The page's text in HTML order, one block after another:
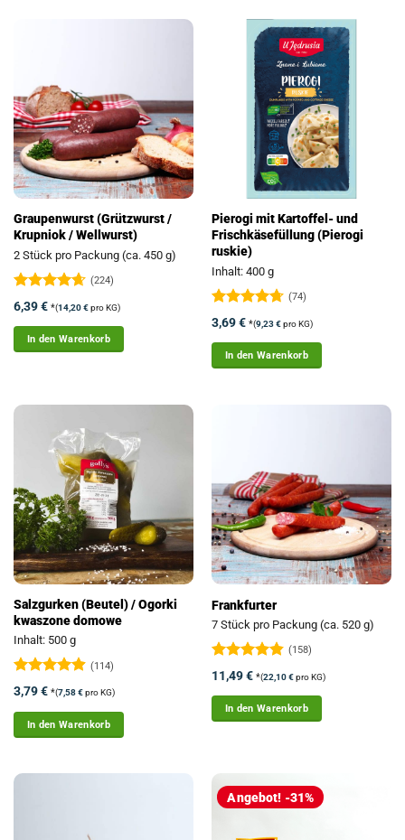
Graupenwurst (Grützwurst /
Krupniok / Wellwurst)
2 Stück pro Packung (ca. 450 g)
Bewertet
mit 4.63
von 5
(224)
6,39€ *(14,20€pro KG)
In den Warenkorb
Pierogi mit Kartoffel- und
Frischkäsefüllung (Pierogi
ruskie)
Inhalt: 400 g
Bewertet
mit 4.72
von 5
(74)
3,69€ *(9,23€pro KG)
In den Warenkorb
Salzgurken (Beutel) / Ogorki
kwaszone domowe
Inhalt: 500 g
Bewertet
mit 4.89
von 5
(114)
3,79€ *(7,58€pro KG)
In den Warenkorb
Frankfurter
7 Stück pro Packung (ca. 520 g)
Bewertet
mit4.81
von 5
(158)
11,49€ *(22,10€pro KG)
In den Warenkorb
Angebot! -31%